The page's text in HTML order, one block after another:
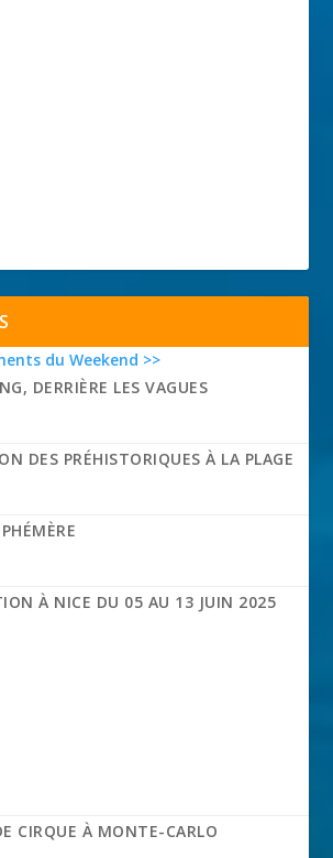
du Weekend >>
DERRIÈRE LES VAGUES
DES PRÉHISTORIQUES À LA PLAGE
À NICE DU 05 AU 13 JUIN 2025
CIRQUE À MONTE-CARLO